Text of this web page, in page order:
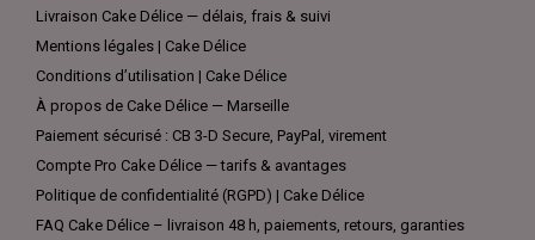
Livraison Cake Délice — délais, frais & suivi
Mentions légales | Cake Délice
Conditions d’utilisation | Cake Délice
À propos de Cake Délice — Marseille
Paiement sécurisé : CB 3-D Secure, PayPal, virement
Compte Pro Cake Délice — tarifs & avantages
Politique de confidentialité (RGPD) | Cake Délice
FAQ Cake Délice – livraison 48 h, paiements, retours, garanties